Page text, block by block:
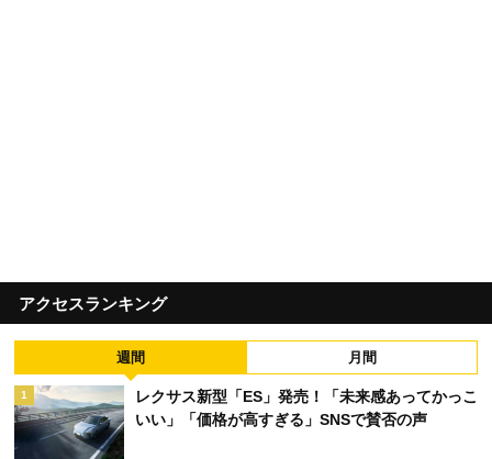
アクセスランキング
週間 月間
1
レクサス新型「ES」発売！「未来感あってかっこ
いい」「価格が高すぎる」SNSで賛否の声